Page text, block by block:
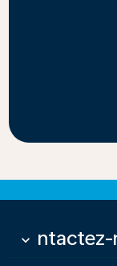
keyboard_arrow_down